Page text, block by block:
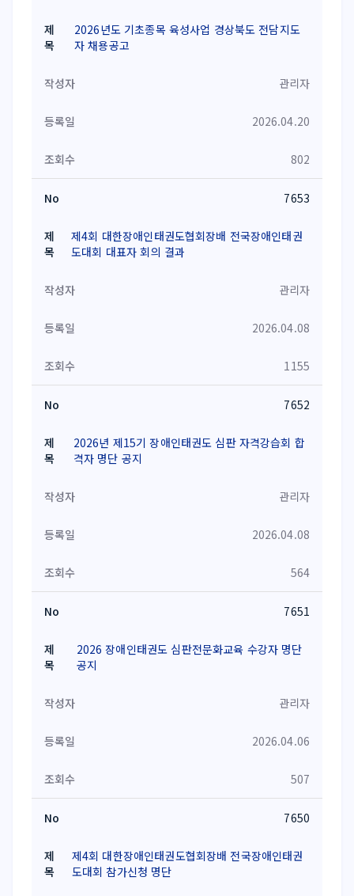
2026년도 기초종목 육성사업 경상북도 전담지도
자 채용공고
관리자
2026.04.20
802
7653
제4회 대한장애인태권도협회장배 전국장애인태권
도대회 대표자 회의 결과
관리자
2026.04.08
1155
7652
2026년 제15기 장애인태권도 심판 자격강습회 합
격자 명단 공지
관리자
2026.04.08
564
7651
2026 장애인태권도 심판전문화교육 수강자 명단
공지
관리자
2026.04.06
507
7650
제4회 대한장애인태권도협회장배 전국장애인태권
도대회 참가신청 명단